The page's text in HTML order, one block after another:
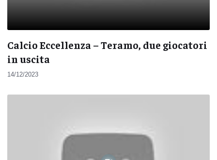
Calcio Eccellenza – Teramo, due giocatori
in uscita
14/12/2023